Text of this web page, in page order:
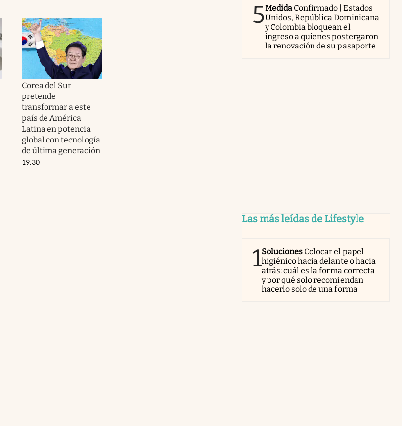
Corea del Sur
pretende
transformar a este
país de América
Latina en potencia
global con tecnología
de última generación
19:30
5Medida Confirmado | Estados
Unidos, República Dominicana
y Colombia bloquean el
ingreso a quienes postergaron
la renovación de su pasaporte
Las más leídas de Lifestyle
1Soluciones Colocar el papel
higiénico hacia delante o hacia
atrás: cuál es la forma correcta
y por qué solo recomiendan
hacerlo solo de una forma